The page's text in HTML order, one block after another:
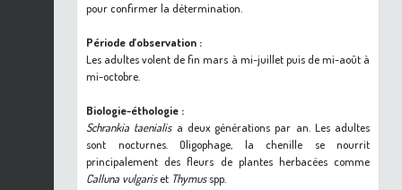
pour confirmer la détermination.
Période d’observation :
Les adultes volent de fin mars à mi-juillet puis de mi-août à
mi-octobre.
Biologie-éthologie :
Schrankia taenialisa deux générations par an. Les adultes
sont nocturnes. Oligophage, la chenille se nourrit
principalement des fleurs de plantes herbacées comme
Calluna vulgariset Thymusspp.